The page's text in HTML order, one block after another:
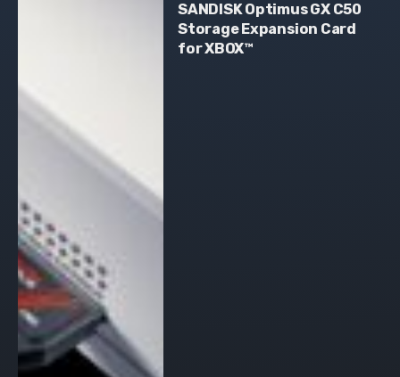
SANDISK Optimus GX C50
Storage Expansion Card
for XBOX™